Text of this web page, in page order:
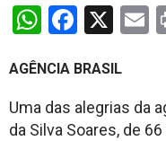
X
AGÊNCIA BRASIL
Uma das alegrias da
da Silva Soares, de